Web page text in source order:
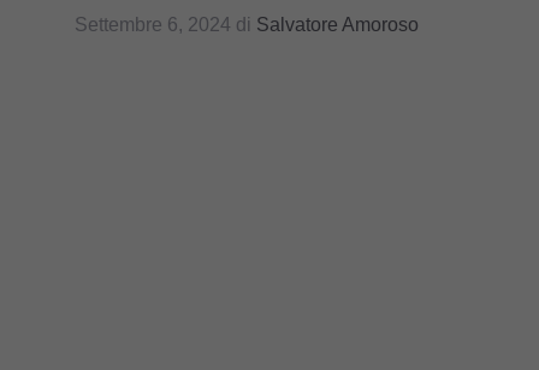
Settembre 6, 2024 di Salvatore Amoroso